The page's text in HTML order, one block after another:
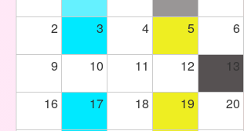
2 3 4 5 6
9 10 11 12 13
16 17 18 19 20